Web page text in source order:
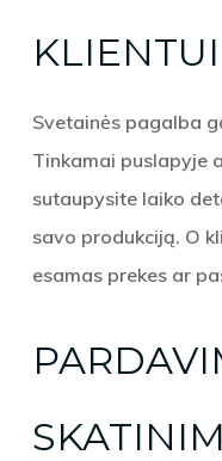
KLIENTUI
Svetainės pagalba
Tinkamai puslapyje
sutaupysite laiko
savo produkciją. O
esamas prekes ar